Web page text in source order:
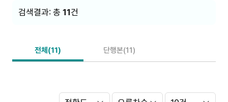
검색결과: 총 11건
전체(11) 단행본(11)